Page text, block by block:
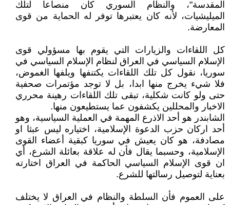
المقدسة"، والنظام السوري كان منصاعا لتلك
الميليشيات، لأنه كان يعتبرها توفر له الحماية من قوى
المعارضة.
كل اللقاءات والزيارات التي يقوم بها مسؤولي قوى
الإسلام السياسي في العراق لنظام الإسلام السياسي في
سوريا، نقول كل تلك اللقاءات يكتنفها ويلفها الغموض،
فلا شيء يخرج منها ابدا، بل لا توجد مؤتمرات صحفية
حتى ولو كانت شكلية، تبقى تلك اللقاءات رهينة محرري
الاخبار والمحللين يكشفون عما يستطيعون منها.
الشابندر هو أحد الاذرع المهمة في العملية السياسية، وهو
أحد اركان حزب الدعوة الإسلامية، اختياره ليس عبثا او
مصادفة، هو كان يعيش في سوريا كبقية أعضاء القوى
الإسلامية، وحسبما يقال فأن له علاقة بعائلة الشرع، أي
ان قوى الإسلام السياسي الحاكمة في العراق اختارته
بعناية لتوصيل رسالتها للشرع.
على العموم فأن السلطة والنظام في العراق لا يختلف